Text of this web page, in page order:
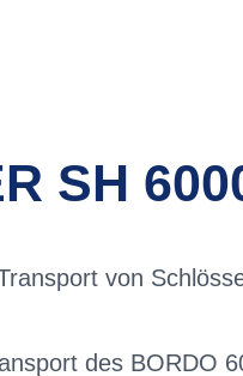
SH
von
des BORDO